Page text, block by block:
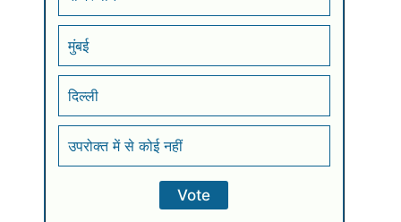
मुंबई
दिल्ली
उपरोक्त में से कोई नहीं